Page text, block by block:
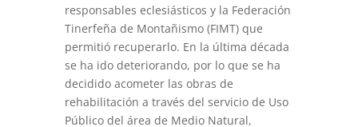
responsables eclesiásticos y la Federación
Tinerfeña de Montañismo (FIMT) que
permitió recuperarlo. En la última década
se ha ido deteriorando, por lo que se ha
decidido acometer las obras de
rehabilitación a través del servicio de Uso
Público del área de Medio Natural,